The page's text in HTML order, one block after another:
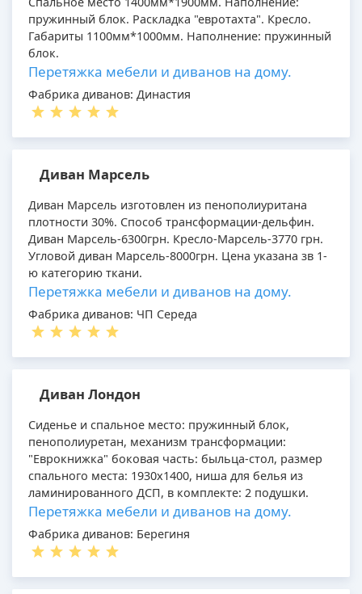
пружинный блок. Раскладка "евротахта". Кресло.
Габариты 1100мм*1000мм. Наполнение: пружинный
блок.
Перетяжка мебели и диванов на дому.
Фабрика диванов: Династия
Диван Марсель
Диван Марсель изготовлен из пенополиуритана
плотности 30%. Способ трансформации-дельфин.
Диван Марсель-6300грн. Кресло-Марсель-3770 грн.
Угловой диван Марсель-8000грн. Цена указана зв 1-
ю категорию ткани.
Перетяжка мебели и диванов на дому.
Фабрика диванов: ЧП Середа
Диван Лондон
Сиденье и спальное место: пружинный блок,
пенополиуретан, механизм трансформации:
"Еврокнижка" боковая часть: быльца-стол, размер
спального места: 1930х1400, ниша для белья из
ламинированного ДСП, в комплекте: 2 подушки.
Перетяжка мебели и диванов на дому.
Фабрика диванов: Берегиня